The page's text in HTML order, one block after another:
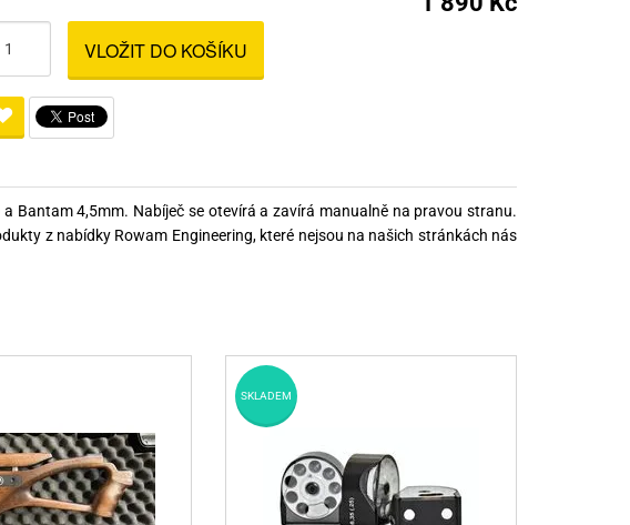
náboje Ochranné prostředky
Rowan Engineering
Bipody, stolice a vaky
Svítilny
VLOŽIT DO KOŠÍKU
Bantam 4,5mm. Nabíječ se otevírá a zavírá manualně na pravou stranu.
z nabídky Rowam Engineering, které nejsou na našich stránkách nás
SKLADEM